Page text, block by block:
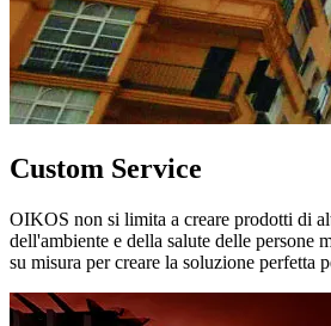
Custom Service
OIKOS non si limita a creare prodotti di
dell'ambiente e della salute delle persone
su misura per creare la soluzione perfetta